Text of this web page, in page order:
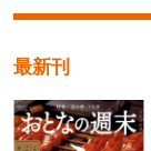
最新刊